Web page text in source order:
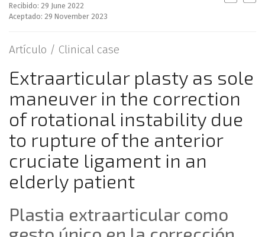
Recibido: 29 June 2022
Aceptado: 29 November 2023
Artículo / Clinical case
Extraarticular plasty as sole
maneuver in the correction
of rotational instability due
to rupture of the anterior
cruciate ligament in an
elderly patient
Plastia extraarticular como